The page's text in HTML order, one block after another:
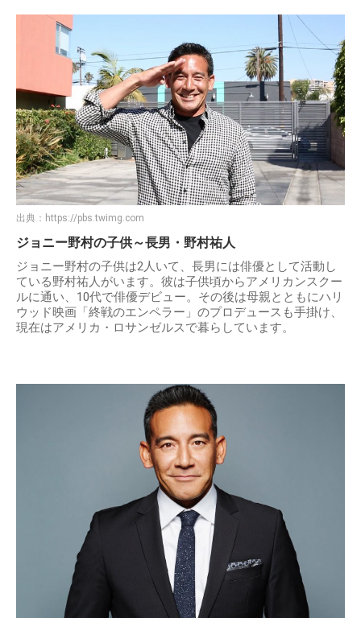
出典： https://pbs.twimg.com
ジョニー野村の子供～長男・野村祐人
ジョニー野村の子供は2人いて、長男には俳優として活動し
ている野村祐人がいます。彼は子供頃からアメリカンスクー
ルに通い、10代で俳優デビュー。その後は母親とともにハリ
ウッド映画「終戦のエンペラー」のプロデュースも手掛け、
現在はアメリカ・ロサンゼルスで暮らしています。